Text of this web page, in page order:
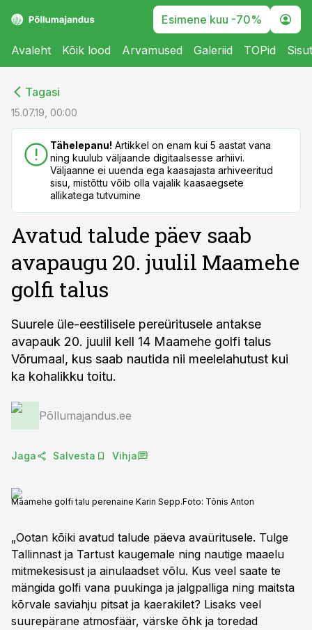
Esimene kuu -70%
Avaleht Kõik lood Arvamused Galeriid TOPid
Tagasi
15.07.19, 00:00
Tähelepanu! Artikkel on enam kui 5 aastat vana
ning kuulub väljaande digitaalsesse arhiivi.
Väljaanne ei uuenda ega kaasajasta arhiveeritud
sisu, mistõttu võib olla vajalik kaasaegsete
allikatega tutvumine
Avatud talude päev saab
avapaugu 20. juulil Maamehe
golfi talus
Suurele üle-eestilisele pereüritusele antakse
avapauk 20. juulil kell 14 Maamehe golfi talus
Võrumaal, kus saab nautida nii meelelahutust kui
ka kohalikku toitu.
Põllumajandus.ee
Jaga Salvesta Vihja
Maamehe golfi talu perenaine Karin Sepp.Foto: Tõnis Anton
„Ootan kõiki avatud talude päeva avaüritusele. Tulge
Tallinnast ja Tartust kaugemale ning nautige maaelu
mitmekesisust ja ainulaadset võlu. Kus veel saate te
mängida golfi vana puukinga ja jalgpalliga ning maitsta
kõrvale saviahju pitsat ja kaerakilet? Lisaks veel
suurepärane atmosfäär, värske õhk ja toredad